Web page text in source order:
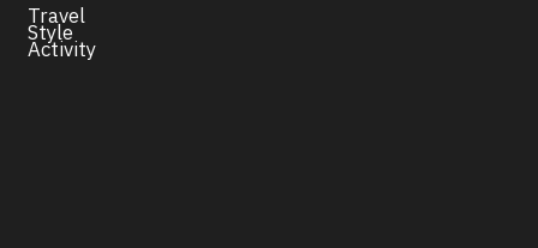
Travel
Style
Activity